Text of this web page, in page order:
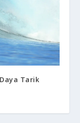
Tarik